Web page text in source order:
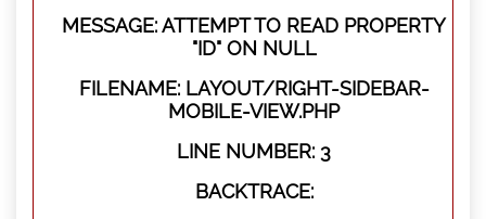
MESSAGE: ATTEMPT TO READ PROPERTY
"ID" ON NULL
FILENAME: LAYOUT/RIGHT-SIDEBAR-
MOBILE-VIEW.PHP
LINE NUMBER: 3
BACKTRACE: